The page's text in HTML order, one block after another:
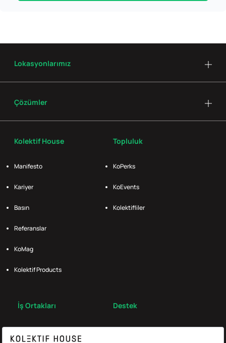
Kolektif House
Manifesto
Kariyer
Basın
Referanslar
KoMag
Kolektif Products
Topluluk
KoPerks
KoEvents
Kolektifliler
İş Ortakları Destek
Lokasyonlarımız
Çözümler